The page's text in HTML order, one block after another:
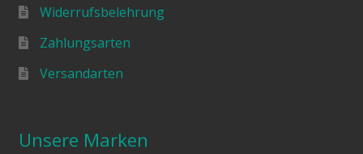
Widerrufsbelehrung
Zahlungsarten
Versandarten
Unsere Marken